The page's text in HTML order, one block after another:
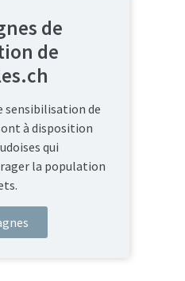
de
de
sensibilisation de
à disposition
qui
la population